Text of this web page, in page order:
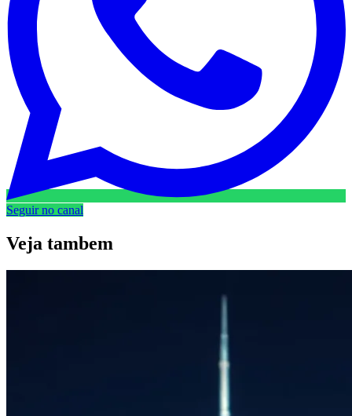
Seguir no canal
Veja tambem